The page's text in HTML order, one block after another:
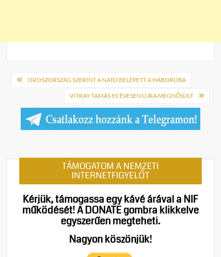
Bejegyzés
navigáció
OROSZORSZÁG SZERINT A NATO BELÉPETT A HÁBORÚBA
VITRAY TAMÁS 91 ÉVESEN ÚJRA MEGNŐSÜLT
TÁMOGATOM A NEMZETI
INTERNETFIGYELŐT
Kérjük, támogassa egy kávé árával a NIF
működését!A DONATE gombra klikkelve
egyszerűen megteheti.
Nagyon köszönjük!